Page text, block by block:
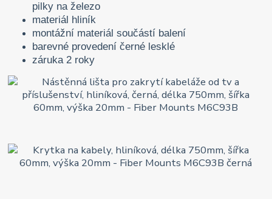
pilky na železo
materiál hliník
montážní materiál součástí balení
barevné provedení černé lesklé
záruka 2 roky